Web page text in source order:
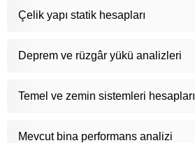
Çelik yapı statik hesapları
Deprem ve rüzgâr yükü analizleri
Temel ve zemin sistemleri hesapları
Mevcut bina performans analizi